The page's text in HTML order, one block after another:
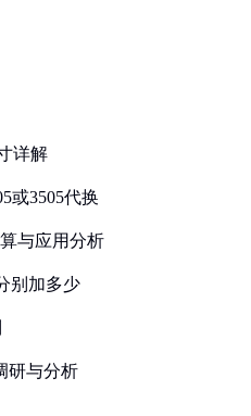
详解
或3505代换
与应用分析
别加多少
研与分析